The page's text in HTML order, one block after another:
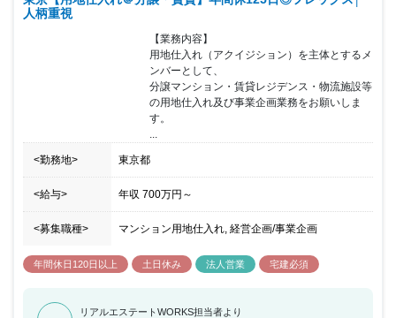
人柄重視
【業務内容】
用地仕入れ（アクイジション）を主体とするメ
ンバーとして、
分譲マンション・賃貸レジデンス・物流施設等
の用地仕入れ及び事業企画業務をお願いしま
す。
...
<勤務地> 東京都
<給与> 年収 700万円 ～
<募集職種> マンション用地仕入れ, 経営企画/事業企画
年間休日120日以上 土日休み 法人営業 宅建必須
リアルエステートWORKS担当者より